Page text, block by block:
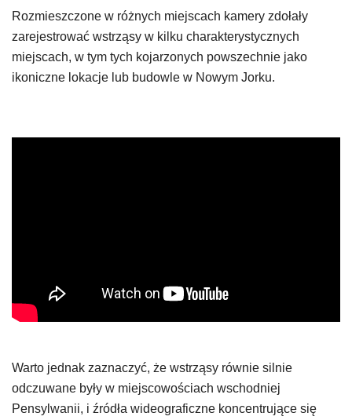
Rozmieszczone w różnych miejscach kamery zdołały
zarejestrować wstrząsy w kilku charakterystycznych
miejscach, w tym tych kojarzonych powszechnie jako
ikoniczne lokacje lub budowle w Nowym Jorku.
Warto jednak zaznaczyć, że wstrząsy równie silnie
odczuwane były w miejscowościach wschodniej
Pensylwanii, i źródła wideograficzne koncentrujące się